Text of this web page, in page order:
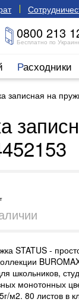
0800 213
Бесплатно по
Расходники
записная на
STATUS -
школьников,
монотонных
м2. 80 листов в